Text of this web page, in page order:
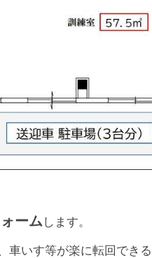
ーム します。
車いす等が楽に転回でき